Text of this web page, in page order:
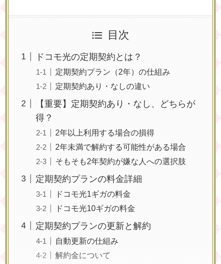
目次
ドコモ光の定期契約とは？
定期契約プラン（2年）の仕組み
定期契約あり・なしの違い
【重要】定期契約あり・なし、どちらが
得？
2年以上利用する場合の損得
2年未満で解約する可能性がある場合
そもそも2年契約が嫌な人への選択肢
定期契約プランの料金詳細
ドコモ光1ギガの料金
ドコモ光10ギガの料金
定期契約プランの更新と解約
自動更新の仕組み
解約金について